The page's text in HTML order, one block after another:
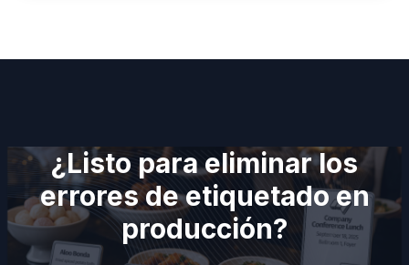
¿Listo para eliminar los
errores de etiquetado en
producción?